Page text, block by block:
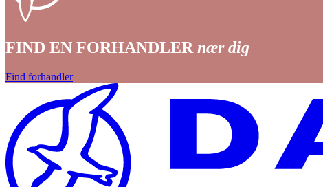
FIND EN FORHANDLER nær dig
Find forhandler